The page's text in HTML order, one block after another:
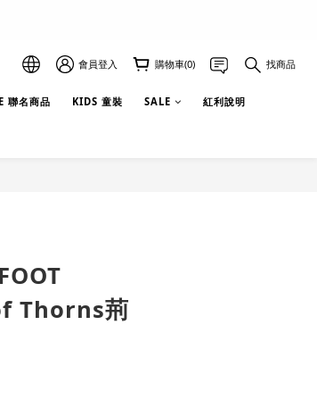
會員登入 購物車(0) 找商品
聯名商品 KIDS 童裝 SALE 紅利說明
Thorns荊